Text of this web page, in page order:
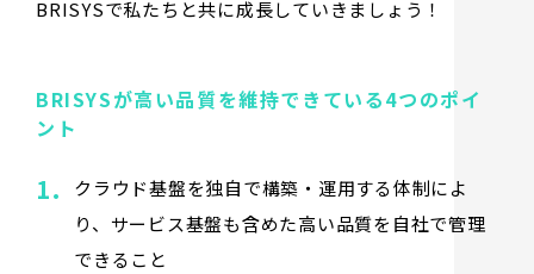
BRISYSで私たちと共に成長していきましょう！
BRISYSが高い品質を維持できている4つのポイ
ント
クラウド基盤を独自で構築・運用する体制によ
り、サービス基盤も含めた高い品質を自社で管理
できること